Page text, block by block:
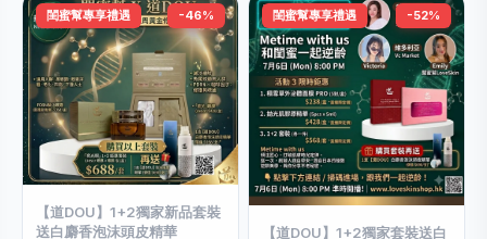
閨蜜幫專享禮遇 -46%
【道DOU】1+2獨家新品套裝
送白麝香泡沫頭皮精華
閨蜜幫專享禮遇 -52%
【道DOU】1+2獨家套裝送白